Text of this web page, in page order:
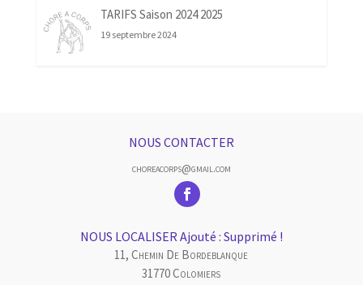
TARIFS Saison 2024 2025
19 septembre 2024
NOUS CONTACTER
choreacorps@gmail.com
NOUS LOCALISER Ajouté : Supprimé !
11, Chemin De Bordeblanque
31770 Colomiers